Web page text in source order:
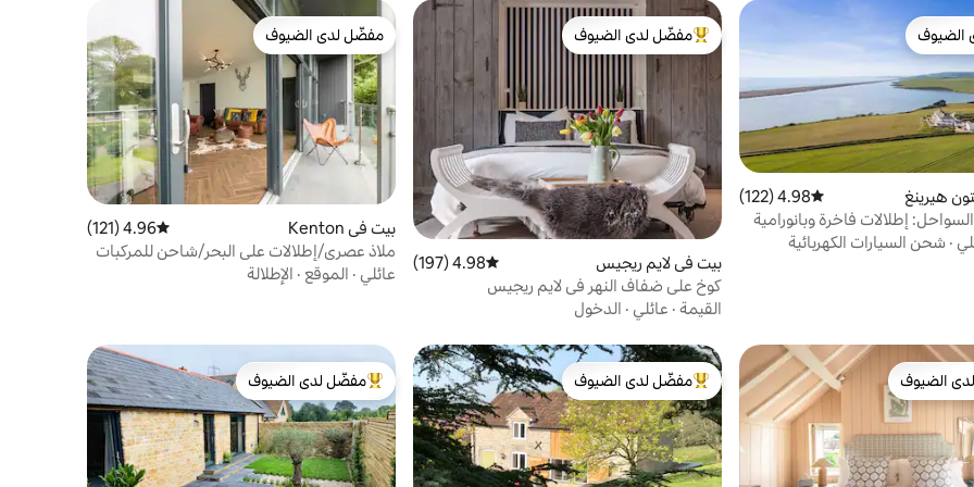
الضيوف
الضيوف
هيرينغ متوسط التقييم 4.98 من 5، 122 مراجعات
4.98 (122)
إطلالات فاخرة وبانورامية
· شحن السيارات الكهربائية
من أبرز البيوت المفضّلة لدى الضيوف
مفضّل لدى الضيوف
بيت في لايم ريجيس متوسط التقييم 4.98 من 5، 197 مراجعات
4.98 (197)
كوخ على ضفاف النهر في لايم ريجيس
القيمة · عائلي · الدخول
مفضّل لدى الضيوف
مفضّل لدى الضيوف
بيت في Kenton متوسط التقييم 4.96 من 5، 121 مراجعات
4.96 (121)
ملاذ عصري/إطلالات على البحر/شاحن للمركبات
الكهربائية/بالقرب من إكستر
عائلي · الموقع · الإطلالة
المفضّلة لدى الضيوف
الضيوف
من أبرز البيوت المفضّلة لدى الضيوف
مفضّل لدى الضيوف
من أبرز البيوت المفضّلة لدى الضيوف
مفضّل لدى الضيوف